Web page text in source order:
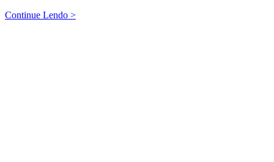
Continue Lendo >